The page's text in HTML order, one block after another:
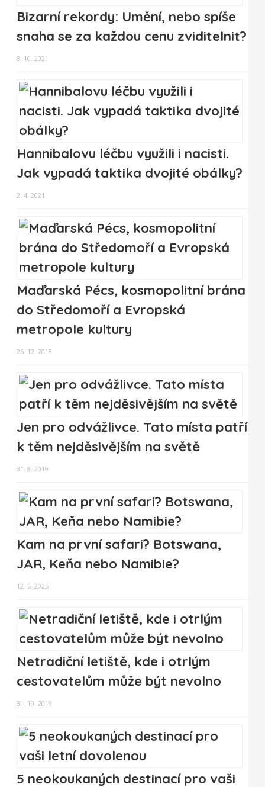
Bizarní rekordy: Umění, nebo spíše
snaha se za každou cenu zviditelnit?
8. 10. 2021
Hannibalovu léčbu využili i nacisti.
Jak vypadá taktika dvojité obálky?
2. 4. 2021
Maďarská Pécs, kosmopolitní brána
do Středomoří a Evropská
metropole kultury
26. 12. 2018
Jen pro odvážlivce. Tato místa patří
k těm nejděsivějším na světě
31. 8. 2019
Kam na první safari? Botswana,
JAR, Keňa nebo Namibie?
12. 5. 2025
Netradiční letiště, kde i otrlým
cestovatelům může být nevolno
31. 10. 2019
5 neokoukaných destinací pro vaši